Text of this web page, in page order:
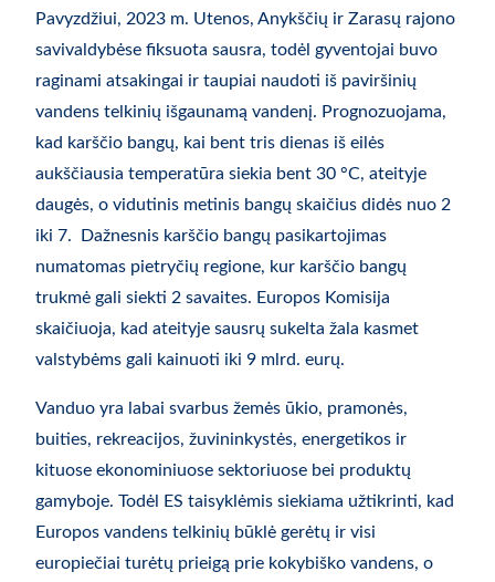
Pavyzdžiui, 2023 m. Utenos, Anykščių ir Zarasų rajono
savivaldybėse fiksuota sausra, todėl gyventojai buvo
raginami atsakingai ir taupiai naudoti iš paviršinių
vandens telkinių išgaunamą vandenį. Prognozuojama,
kad karščio bangų, kai bent tris dienas iš eilės
aukščiausia temperatūra siekia bent 30 °C, ateityje
daugės, o vidutinis metinis bangų skaičius didės nuo 2
iki 7. Dažnesnis karščio bangų pasikartojimas
numatomas pietryčių regione, kur karščio bangų
trukmė gali siekti 2 savaites. Europos Komisija
skaičiuoja, kad ateityje sausrų sukelta žala kasmet
valstybėms gali kainuoti iki 9 mlrd. eurų.
Vanduo yra labai svarbus žemės ūkio, pramonės,
buities, rekreacijos, žuvininkystės, energetikos ir
kituose ekonominiuose sektoriuose bei produktų
gamyboje. Todėl ES taisyklėmis siekiama užtikrinti, kad
Europos vandens telkinių būklė gerėtų ir visi
europiečiai turėtų prieigą prie kokybiško vandens, o